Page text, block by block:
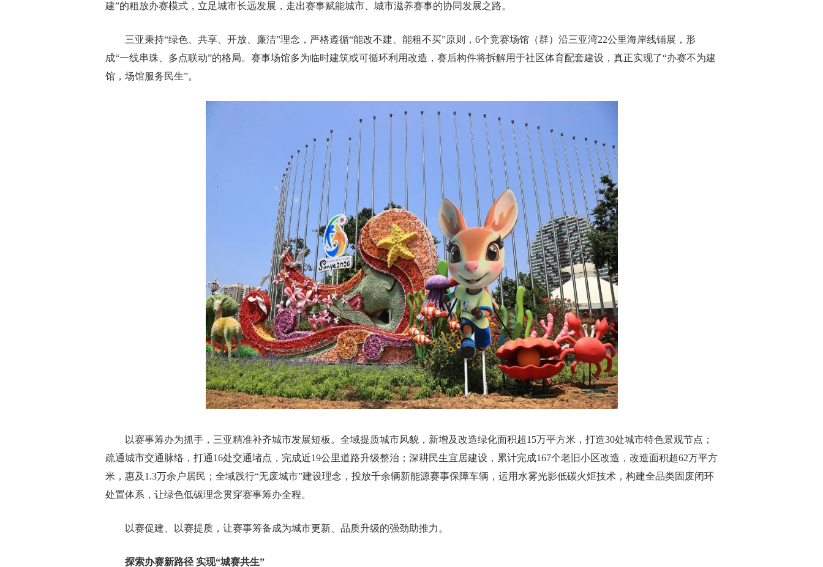
建”的粗放办赛模式，立足城市长远发展，走出赛事赋能城市、城市滋养赛事的协同发展之路。
三亚秉持“绿色、共享、开放、廉洁”理念，严格遵循“能改不建、能租不买”原则，6个竞赛场馆（群）沿三亚湾22公里海岸线铺展，形
成“一线串珠、多点联动”的格局。赛事场馆多为临时建筑或可循环利用改造，赛后构件将拆解用于社区体育配套建设，真正实现了“办赛不为建
馆，场馆服务民生”。
以赛事筹办为抓手，三亚精准补齐城市发展短板。全域提质城市风貌，新增及改造绿化面积超15万平方米，打造30处城市特色景观节点；
疏通城市交通脉络，打通16处交通堵点，完成近19公里道路升级整治；深耕民生宜居建设，累计完成167个老旧小区改造，改造面积超62万平方
米，惠及1.3万余户居民；全域践行“无废城市”建设理念，投放千余辆新能源赛事保障车辆，运用水雾光影低碳火炬技术，构建全品类固废闭环
处置体系，让绿色低碳理念贯穿赛事筹办全程。
以赛促建、以赛提质，让赛事筹备成为城市更新、品质升级的强劲助推力。
探索办赛新路径 实现“城赛共生”